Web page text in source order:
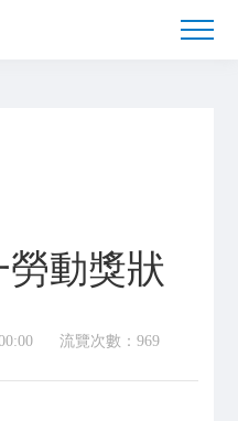
動獎狀
流覽次數：969